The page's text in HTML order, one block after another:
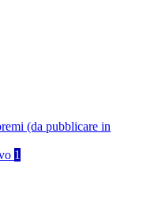
(da pubblicare in
1